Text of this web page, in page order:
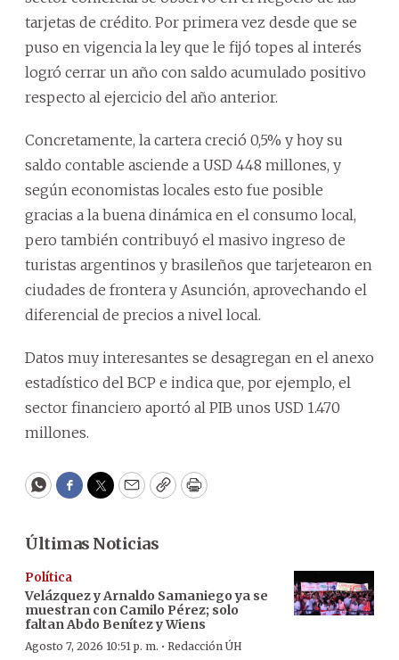
tarjetas de crédito. Por primera vez desde que se
puso en vigencia la ley que le fijó topes al interés
logró cerrar un año con saldo acumulado positivo
respecto al ejercicio del año anterior.
Concretamente, la cartera creció 0,5% y hoy su
saldo contable asciende a USD 448 millones, y
según economistas locales esto fue posible
gracias a la buena dinámica en el consumo local,
pero también contribuyó el masivo ingreso de
turistas argentinos y brasileños que tarjetearon en
ciudades de frontera y Asunción, aprovechando el
diferencial de precios a nivel local.
Datos muy interesantes se desagregan en el anexo
estadístico del BCP e indica que, por ejemplo, el
sector financiero aportó al PIB unos USD 1.470
millones.
WhatsApp
Facebook
Twitter
EmailCopyPrint
Últimas Noticias
Política
Velázquez y Arnaldo Samaniego ya se
muestran con Camilo Pérez; solo
faltan Abdo Benítez y Wiens
Agosto 7, 2026 10:51 p. m. · Redacción ÚH